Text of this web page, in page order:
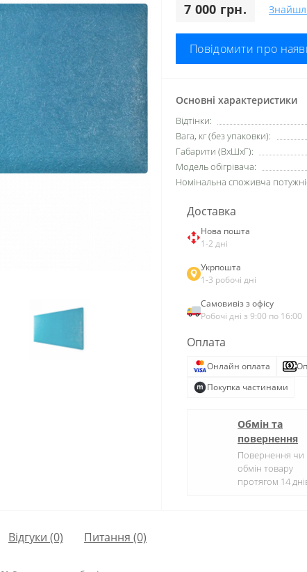
7 000 грн.
Повідомити про
Основні характеристики
Відтінки:
Вага, кг (без упаковки):
Габарити (ВхШхГ):
Модель обігрівача:
Номінальна споживча
Доставка
Нова пошта
1-2 дні
Укрпошта
1-3 робочі дні
Самовивіз з офісу
Робочі дні з 9:00 по 16:00
Оплата
Онлайн оплата
Покупка частинами
Обмін та
повернення
Повернення чи
обмін товару
протягом 14
Відгуки (0) Питання (0)